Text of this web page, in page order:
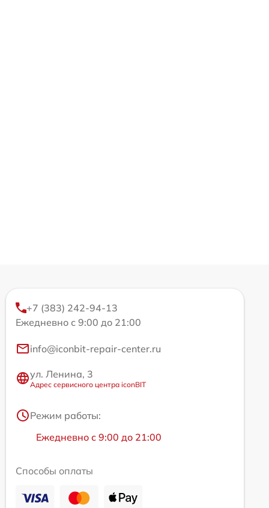
+7 (383) 242-94-13
Ежедневно с 9:00 до 21:00
info@iconbit-repair-center.ru
ул. Ленина, 3
Адрес сервисного центра iconBIT
Режим работы:
Ежедневно с 9:00 до 21:00
Способы оплаты